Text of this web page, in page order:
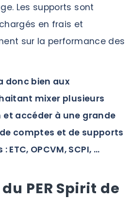
Les supports sont
en frais et
sur la performance des
donc bien aux
mixer plusieurs
accéder à une grande
comptes et de supports
OPCVM, SCPI, ...
PER Spirit de